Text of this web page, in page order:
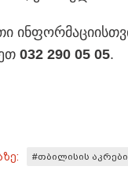
და
032 290 05 05.
#თბილისის აკრები